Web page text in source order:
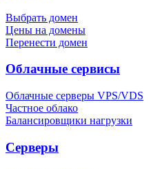
Выбрать домен
Цены на домены
Перенести домен
Облачные сервисы
Облачные серверы VPS/VDS
Частное облако
Балансировщики нагрузки
Серверы